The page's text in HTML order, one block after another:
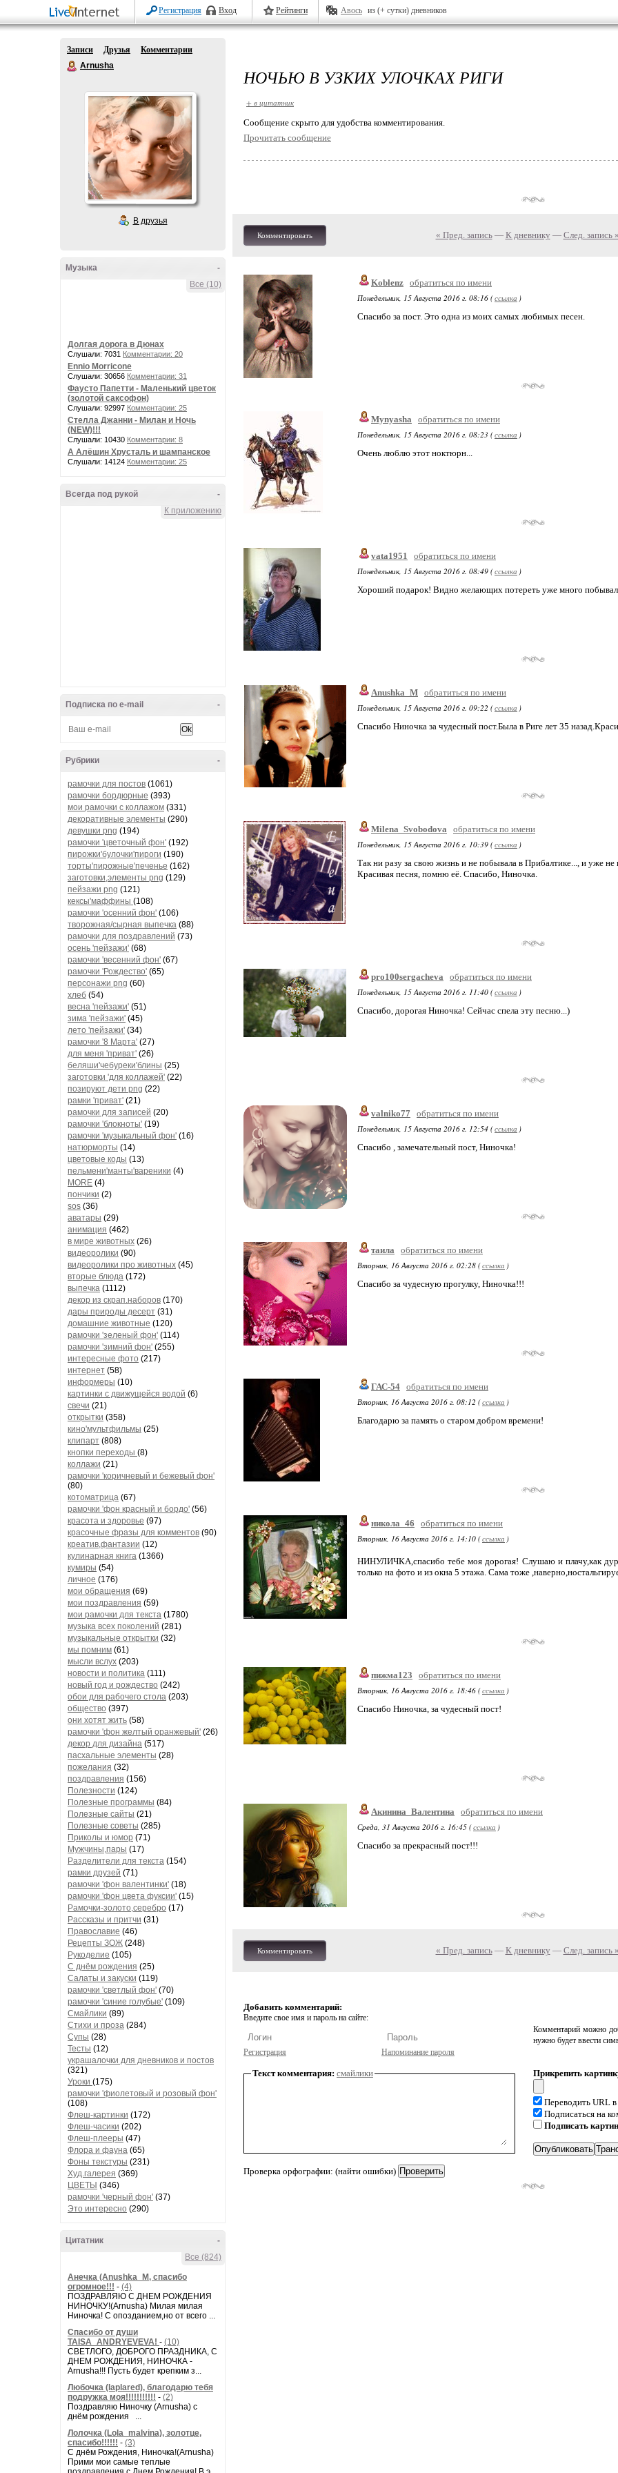
Регистрация Вход Рейтинги Авось из (+ сутки) дневников
Записи Друзья
Комментарии
Arnusha
В друзья
-
Музыка
Все (10)
Долгая дорога в Дюнах
Слушали: 7031 Комментарии: 20
Ennio Morricone
Слушали: 30656 Комментарии: 31
Фаусто Папетти - Маленький цветок
(золотой саксофон)
Слушали: 92997 Комментарии: 25
Стелла Джанни - Милан и Ночь
(NEW)!!!
Слушали: 10430 Комментарии: 8
А Алёшин Хрусталь и шампанское
Слушали: 14124 Комментарии: 25
-
Всегда под рукой
К приложению
-
Подписка по e-mail
-
Рубрики
рамочки для постов (1061)
рамочки бордюрные (393)
мои рамочки с коллажом (331)
декоративные элементы (290)
девушки png (194)
рамочки 'цветочный фон' (192)
пирожки'булочки'пироги (190)
торты'пирожные'печенье (162)
заготовки,элементы png (129)
пейзажи png (121)
кексы'маффины (108)
рамочки 'осенний фон' (106)
творожная/сырная выпечка (88)
рамочки для поздравлений (73)
осень 'пейзажи' (68)
рамочки 'весенний фон' (67)
рамочки 'Рождество' (65)
персонажи png (60)
хлеб (54)
весна 'пейзажи' (51)
зима 'пейзажи' (45)
лето 'пейзажи' (34)
рамочки '8 Марта' (27)
для меня 'приват' (26)
беляши'чебуреки'блины (25)
заготовки 'для коллажей' (22)
позируют дети png (22)
рамки 'приват' (21)
рамочки для записей (20)
рамочки 'блокноты' (19)
рамочки 'музыкальный фон' (16)
натюрморты (14)
цветовые коды (13)
пельмени'манты'вареники (4)
MORE (4)
пончики (2)
sos (36)
аватары (29)
анимация (462)
в мире животных (26)
видеоролики (90)
видеоролики про животных (45)
вторые блюда (172)
выпечка (1112)
декор из скрап.наборов (170)
дары природы десерт (31)
домашние животные (120)
рамочки 'зеленый фон' (114)
рамочки 'зимний фон' (255)
интересные фото (217)
интернет (58)
информеры (10)
картинки с движущейся водой (6)
свечи (21)
открытки (358)
кино'мультфильмы (25)
клипарт (808)
кнопки переходы (8)
коллажи (21)
рамочки 'коричневый и бежевый фон'
(80)
котоматрица (67)
рамочки 'фон красный и бордо' (56)
красота и здоровье (97)
красочные фразы для комментов (90)
креатив,фантазии (12)
кулинарная книга (1366)
кумиры (54)
личное (176)
мои обращения (69)
мои поздравления (59)
мои рамочки для текста (1780)
музыка всех поколений (281)
музыкальные открытки (32)
мы помним (61)
мысли вслух (203)
новости и политика (111)
новый год и рождество (242)
обои для рабочего стола (203)
общество (397)
они хотят жить (58)
рамочки 'фон желтый оранжевый' (26)
декор для дизайна (517)
пасхальные элементы (28)
пожелания (32)
поздравления (156)
Полезности (124)
Полезные программы (84)
Полезные сайты (21)
Полезные советы (285)
Приколы и юмор (71)
Мужчины,пары (17)
Разделители для текста (154)
рамки друзей (71)
рамочки 'фон валентинки' (18)
рамочки 'фон цвета фуксии' (15)
Рамочки-золото,серебро (17)
Рассказы и притчи (31)
Православие (46)
Рецепты ЗОЖ (248)
Рукоделие (105)
С днём рождения (25)
Салаты и закуски (119)
рамочки 'светлый фон' (70)
рамочки 'синие голубые' (109)
Смайлики (89)
Стихи и проза (284)
Супы (28)
Тесты (12)
украшалочки для дневников и постов
(321)
Уроки (175)
рамочки 'фиолетовый и розовый фон'
(108)
Флеш-картинки (172)
Флеш-часики (202)
Флеш-плееры (47)
Флора и фауна (65)
Фоны текстуры (231)
Худ.галерея (369)
ЦВЕТЫ (346)
рамочки 'черный фон' (37)
Это интересно (290)
-
Цитатник
Все (824)
Анечка (Anushka_M, спасибо
огромное!!! - (4)
ПОЗДРАВЛЯЮ С ДНЕМ РОЖДЕНИЯ
НИНОЧКУ!(Arnusha) Милая милая
Ниночка! С опозданием,но от всего ...
Спасибо от души
TAISA_ANDRYEVEVA! - (10)
СВЕТЛОГО, ДОБРОГО ПРАЗДНИКА, С
ДНЕМ РОЖДЕНИЯ, НИНОЧКА -
Arnusha!!! Пусть будет крепким з...
Любочка (laplared), благодарю тебя
подружка моя!!!!!!!!!!! - (2)
Поздравляю Ниночку (Arnusha) с
днём рождения ...
Лолочка (Lola_malvina), золотце,
спасибо!!!!!! - (3)
С днём Рождения, Ниночка!(Аrnusha)
Прими мои самые теплые
НОЧЬЮ В УЗКИХ УЛОЧКАХ РИГИ
+ в цитатник
Cообщение скрыто для удобства комментирования.
Прочитать сообщение
Комментировать « Пред. запись— К дневнику — След. запись »
Koblenz обратиться по имени
Понедельник, 15 Августа 2016 г. 08:16 (ссылка )
Спасибо за пост. Это одна из моих самых любимых песен.
Mynyasha
обратиться по имени
Понедельник, 15 Августа 2016 г. 08:23 (ссылка )
Очень люблю этот ноктюрн...
vata1951
обратиться по имени
Понедельник, 15 Августа 2016 г. 08:49 (ссылка )
Хороший подарок! Видно желающих потереть уже много
Anushka_M обратиться по имени
Понедельник, 15 Августа 2016 г. 09:22 (ссылка )
Спасибо Ниночка за чудесный пост.Была в Риге лет 35
Milena_Svobodova
обратиться по имени
Понедельник, 15 Августа 2016 г. 10:39 (ссылка )
Так ни разу за свою жизнь и не побывала в Прибалтике..., и уже
Красивая песня, помню её. Спасибо, Ниночка.
pro100sergacheva
обратиться по имени
Понедельник, 15 Августа 2016 г. 11:40 (ссылка )
Спасибо, дорогая Ниночка! Сейчас спела эту песню...)
valniko77
обратиться по имени
Понедельник, 15 Августа 2016 г. 12:54 (ссылка )
Спасибо , замечательный пост, Ниночка!
таила
обратиться по имени
Вторник, 16 Августа 2016 г. 02:28 (ссылка )
Спасибо за чудесную прогулку, Ниночка!!!
ГАС-54 обратиться по имени
Вторник, 16 Августа 2016 г. 08:12 (ссылка )
Благодарю за память о старом добром времени!
никола_46
обратиться по имени
Вторник, 16 Августа 2016 г. 14:10 (ссылка )
НИНУЛИЧКА,спасибо тебе моя дорогая! Слушаю и плачу,как
только на фото и из окна 5 этажа. Сама тоже
пижма123
обратиться по имени
Вторник, 16 Августа 2016 г. 18:46 (ссылка )
Спасибо Ниночка, за чудесный пост!
Акинина_Валентина
обратиться по имени
Среда, 31 Августа 2016 г. 16:45 (ссылка )
Спасибо за прекрасный пост!!!
Комментировать « Пред. запись— К дневнику — След. запись »
Добавить комментарий:
Введите свое имя и пароль на сайте:
Регистрация Напоминание пароля
Комментарий можно
нужно будет ввести
Текст комментария: смайлики
Проверка орфографии: (найти ошибки)
Прикрепить
Переводить URL
Подписаться на
Подписать